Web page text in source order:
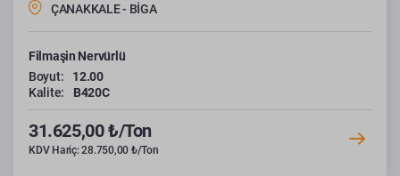
ÇANAKKALE - BİGA
Filmaşin Nervürlü
Boyut:
12.00
Kalite:
B420C
31.625,00 ₺/Ton
KDV Hariç: 28.750,00 ₺/Ton